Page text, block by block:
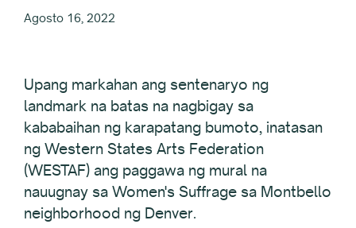
Agosto 16, 2022
Upang markahan ang sentenaryo ng
landmark na batas na nagbigay sa
kababaihan ng karapatang bumoto, inatasan
ng Western States Arts Federation
(WESTAF) ang paggawa ng mural na
nauugnay sa Women's Suffrage sa Montbello
neighborhood ng Denver.